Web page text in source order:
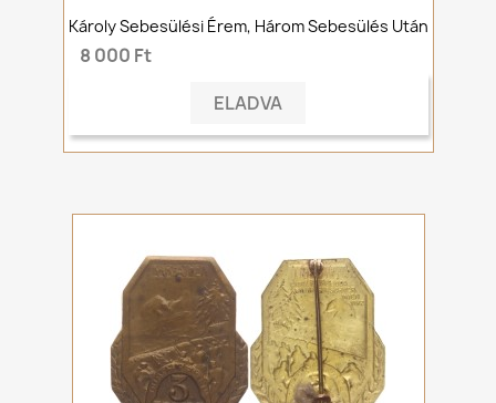
Károly Sebesülési Érem, Három Sebesülés Után
8 000 Ft
ELADVA